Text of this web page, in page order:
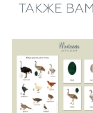
ТАКЖЕ